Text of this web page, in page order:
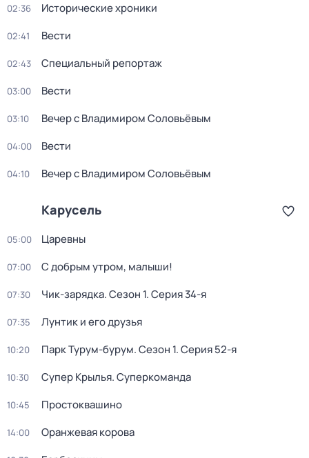
02:36 Исторические хроники
02:41 Вести
02:43 Специальный репортаж
03:00 Вести
03:10 Вечер с Владимиром Соловьёвым
04:00 Вести
04:10 Вечер с Владимиром Соловьёвым
Карусель
05:00 Царевны
07:00 С добрым утром, малыши!
07:30 Чик-зарядка. Сезон 1. Серия 34-я
07:35 Лунтик и его друзья
10:20 Парк Турум-бурум. Сезон 1. Серия 52-я
10:30 Супер Крылья. Суперкоманда
10:45 Простоквашино
14:00 Оранжевая корова